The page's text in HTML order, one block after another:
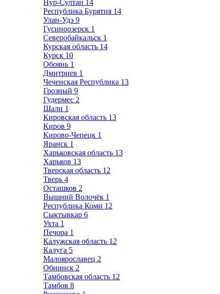
Нур-Султан 14
Республика Бурятия 14
Улан-Удэ 9
Гусиноозерск 1
Северобайкальск 1
Курская область 14
Курск 10
Обоянь 1
Дмитриев 1
Чеченская Республика 13
Грозный 9
Гудермес 2
Шали 1
Кировская область 13
Киров 9
Кирово-Чепецк 1
Яранск 1
Харьковская область 13
Харьков 13
Тверская область 12
Тверь 4
Осташков 2
Вышний Волочёк 1
Республика Коми 12
Сыктывкар 6
Ухта 1
Печора 1
Калужская область 12
Калуга 5
Малоярославец 2
Обнинск 2
Тамбовская область 12
Тамбов 8